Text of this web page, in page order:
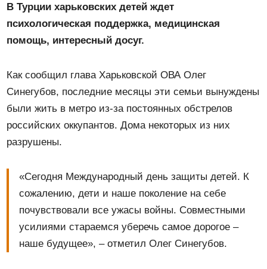
В Турции харьковских детей ждет
психологическая поддержка, медицинская
помощь, интересный досуг.
Как сообщил глава Харьковской ОВА Олег
Синегубов, последние месяцы эти семьи вынуждены
были жить в метро из-за постоянных обстрелов
российских оккупантов. Дома некоторых из них
разрушены.
«Сегодня Международный день защиты детей. К
сожалению, дети и наше поколение на себе
почувствовали все ужасы войны. Совместными
усилиями стараемся уберечь самое дорогое –
наше будущее», – отметил Олег Синегубов.